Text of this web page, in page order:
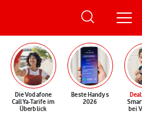
Die Vodafone
CallYa-Tarife im
Überblick
Beste Handys
2026
Deal
bei